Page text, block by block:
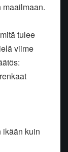
tulee
viime
ikään kuin